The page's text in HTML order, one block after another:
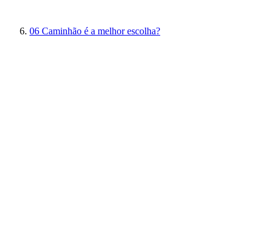
06 Caminhão é a melhor escolha?